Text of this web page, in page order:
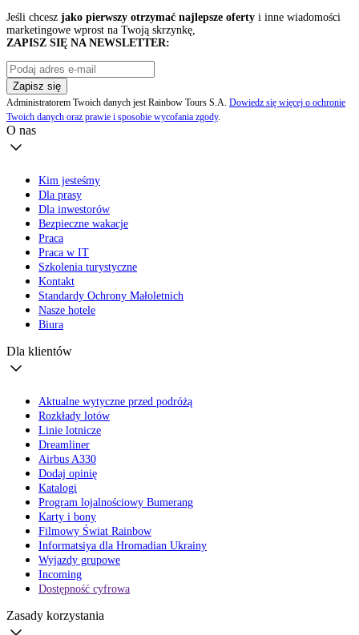
Jeśli chcesz jako pierwszy otrzymać najlepsze oferty i inne wiadomości
marketingowe wprost na Twoją skrzynkę,
ZAPISZ SIĘ NA NEWSLETTER:
Zapisz się
Administratorem Twoich danych jest Rainbow Tours S.A. Dowiedz się więcej o ochronie
Twoich danych oraz prawie i sposobie wycofania zgody.
O nas
Kim jesteśmy
Dla prasy
Dla inwestorów
Bezpieczne wakacje
Praca
Praca w IT
Szkolenia turystyczne
Kontakt
Standardy Ochrony Małoletnich
Nasze hotele
Biura
Dla klientów
Aktualne wytyczne przed podróżą
Rozkłady lotów
Linie lotnicze
Dreamliner
Airbus A330
Dodaj opinię
Katalogi
Program lojalnościowy Bumerang
Karty i bony
Filmowy Świat Rainbow
Informatsiya dla Hromadian Ukrainy
Wyjazdy grupowe
Incoming
Dostępność cyfrowa
Zasady korzystania